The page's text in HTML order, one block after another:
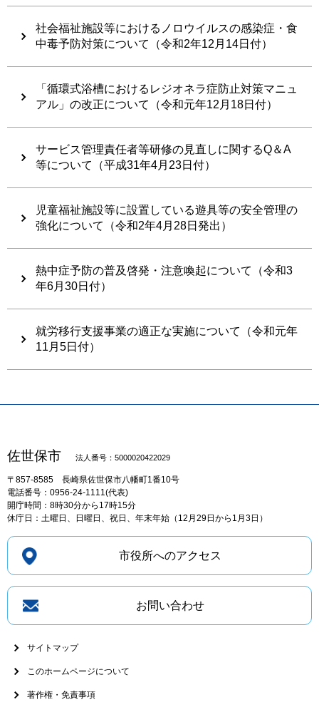
社会福祉施設等におけるノロウイルスの感染症・食
中毒予防対策について（令和2年12月14日付）
「循環式浴槽におけるレジオネラ症防止対策マニュ
アル」の改正について（令和元年12月18日付）
サービス管理責任者等研修の見直しに関するQ＆A
等について（平成31年4月23日付）
児童福祉施設等に設置している遊具等の安全管理の
強化について（令和2年4月28日発出）
熱中症予防の普及啓発・注意喚起について（令和3
年6月30日付）
就労移行支援事業の適正な実施について（令和元年
11月5日付）
佐世保市 法人番号：5000020422029
〒857-8585 長崎県佐世保市八幡町1番10号
電話番号：0956-24-1111(代表)
開庁時間：8時30分から17時15分
休庁日：土曜日、日曜日、祝日、年末年始（12月29日から1月3日）
市役所へのアクセス
お問い合わせ
サイトマップ
このホームページについて
著作権・免責事項